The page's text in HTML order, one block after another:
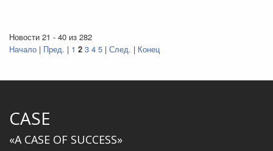
Новости 21 - 40 из 282
Начало | Пред. | 1 2 3 4 5 | След. | Конец
CASE
«A CASE OF SUCCESS»